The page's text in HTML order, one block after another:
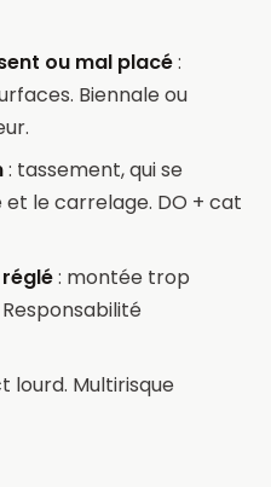
ou mal placé:
Biennale ou
: tassement, qui se
le carrelage. DO + cat
: montée trop
lourd. Multirisque